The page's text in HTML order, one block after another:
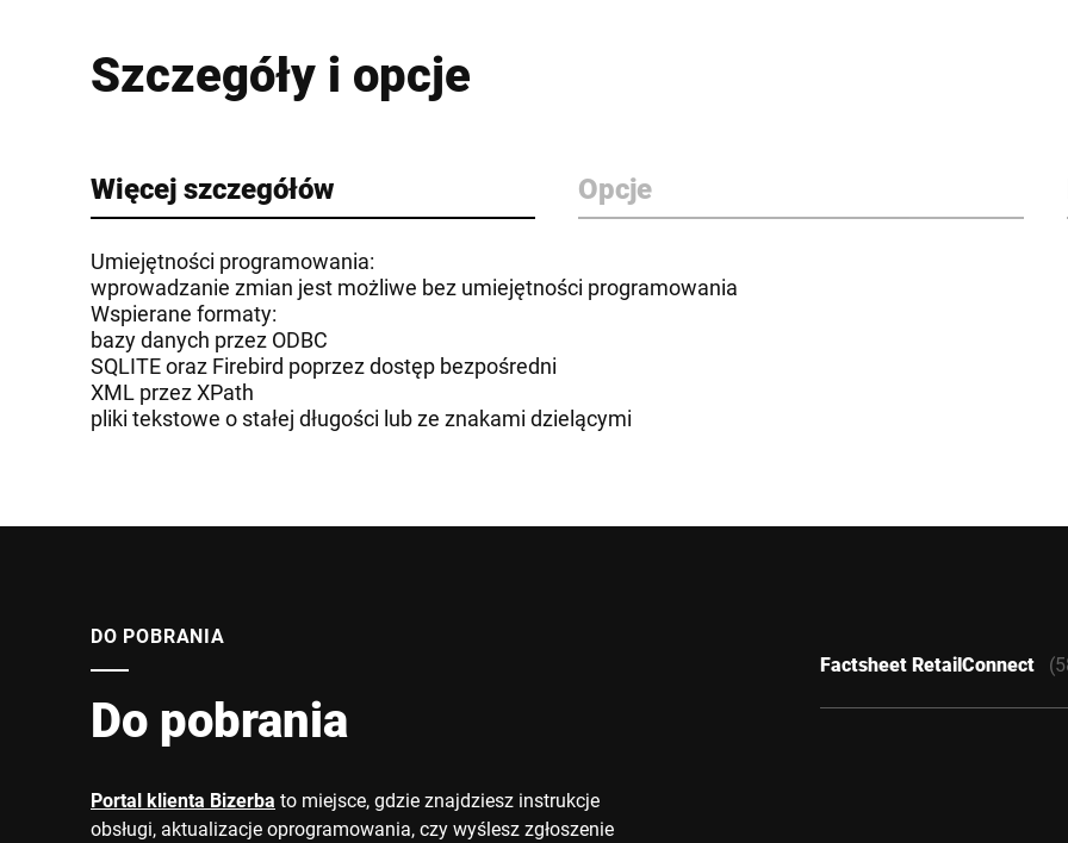
Szczegóły i opcje
Więcej szczegółów Opcje
Umiejętności programowania:
wprowadzanie zmian jest możliwe bez umiejętności programowania
Wspierane formaty:
bazy danych przez ODBC
SQLITE oraz Firebird poprzez dostęp bezpośredni
XML przez XPath
pliki tekstowe o stałej długości lub ze znakami dzielącymi
DO POBRANIA
Do pobrania
Portal klienta Bizerba to miejsce, gdzie znajdziesz instrukcje
obsługi, aktualizacje oprogramowania, czy wyślesz zgłoszenie
Factsheet RetailConnect